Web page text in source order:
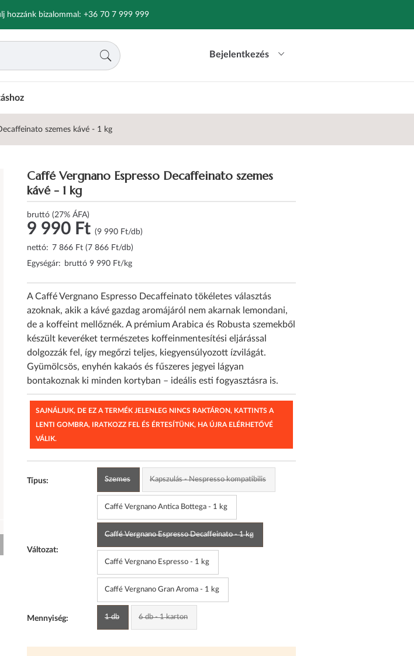
hozzánk bizalommal: +36 70 7 999 999
Bejelentkezés
szemes kávé - 1 kg
Caffé Vergnano Espresso Decaffeinato szemes
kávé - 1 kg
bruttó (27% ÁFA)
9 990 Ft (9 990 Ft/db)
nettó: 7 866 Ft (7 866 Ft/db)
Egységár:
bruttó 9 990 Ft/kg
A Caffé Vergnano Espresso Decaffeinato tökéletes választás
azoknak, akik a kávé gazdag aromájáról nem akarnak lemondani,
de a koffeint mellőznék. A prémium Arabica és Robusta szemekből
készült keveréket természetes koffeinmentesítési eljárással
dolgozzák fel, így megőrzi teljes, kiegyensúlyozott ízvilágát.
Gyümölcsös, enyhén kakaós és fűszeres jegyei lágyan
bontakoznak ki minden kortyban – ideális esti fogyasztásra is.
SAJNÁLJUK, DE EZ A TERMÉK JELENLEG NINCS RAKTÁRON, KATTINTS A
LENTI GOMBRA, IRATKOZZ FEL ÉS ÉRTESÍTÜNK, HA ÚJRA ELÉRHETŐVÉ
VÁLIK.
Típus: Szemes Kapszulás - Nespresso kompatibilis
Változat:
Caffé Vergnano Antica Bottega - 1 kg
Caffé Vergnano Espresso Decaffeinato - 1 kg
Caffé Vergnano Espresso - 1 kg
Caffé Vergnano Gran Aroma - 1 kg
Mennyiség: 1 db 6 db - 1 karton